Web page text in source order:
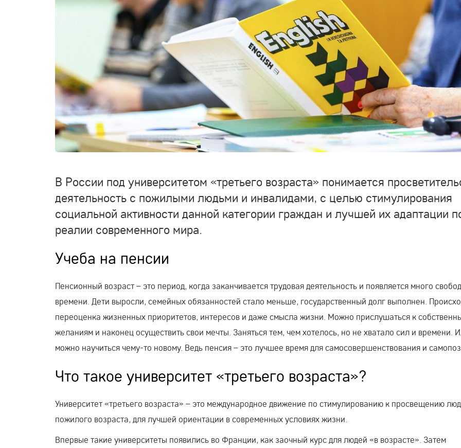
В России под университетом «третьего возраста» понимается
деятельность с пожилыми людьми и инвалидами, с целью стимулирования
социальной активности данной категории граждан и лучшей их адаптации
реалии современного мира.
Учеба на пенсии
Пенсионный возраст – это период, когда заканчивается трудовая деятельность и появляется много
времени. Дети выросли, семейных обязанностей стало меньше, государственный долг выполнен.
переоценка жизненных приоритетов, интересов и даже смысла жизни. Можно прислушаться к
желаниям и наконец осуществить свои мечты. Заняться тем, чем хотелось, но не хватало сил и времени.
можно научиться чему-то новому. Ведь пенсия – это лучшее время для самосовершенствования и
Что такое университет «третьего возраста»?
Университет «третьего возраста» – это международное движение по стимулированию к просвещению
пожилого возраста, для лучшей ориентации в современных условиях жизни.
Впервые такие университеты появились во Франции, как заочный курс для людей «в возрасте». Затем